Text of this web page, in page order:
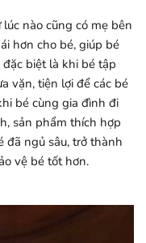
nào cũng có mẹ bên
hơn cho bé, giúp bé
biệt là khi bé tập
vặn, tiện lợi để các bé
bé cùng gia đình đi
sản phẩm thích hợp
đã ngủ sâu, trở thành
vệ bé tốt hơn.